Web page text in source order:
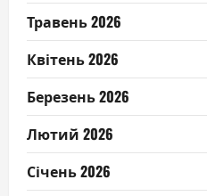
Травень 2026
Квітень 2026
Березень 2026
Лютий 2026
Січень 2026